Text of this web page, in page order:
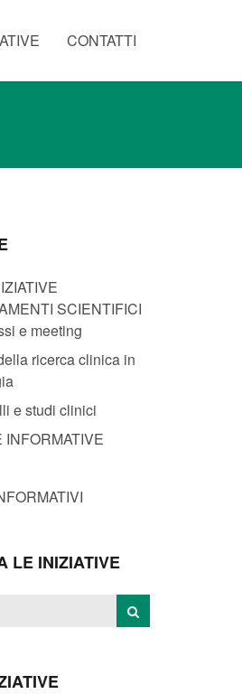
CONTATTI
SCIENTIFICI
e meeting
ricerca clinica in
e studi clinici
INFORMATIVE
LE INIZIATIVE